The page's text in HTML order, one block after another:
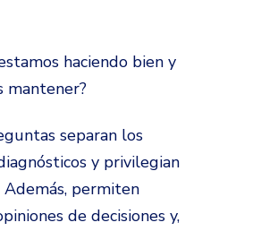
haciendo bien y
mantener?
separan los
y privilegian
Además, permiten
de decisiones y,